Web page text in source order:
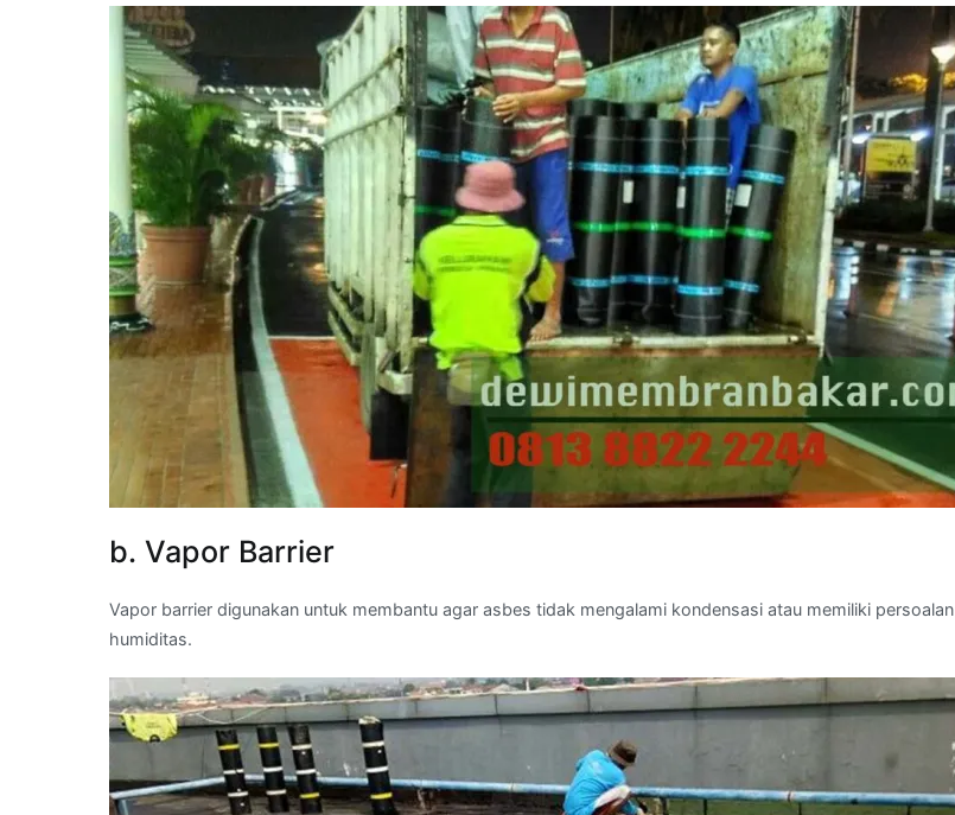
b. Vapor Barrier
Vapor barrier digunakan untuk membantu agar asbes tidak mengalami kondensasi atau memiliki persoalan
humiditas.